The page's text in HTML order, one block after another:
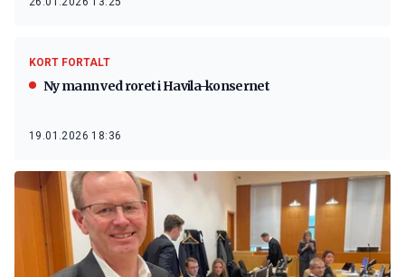
KORT FORTALT
Ny mann ved roret i Havila-konsernet
19.01.2026 18:36